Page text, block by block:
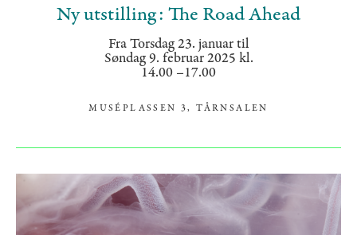
Ny utstilling: The Road Ahead
Fra Torsdag 23. januar til
Søndag 9. februar 2025 kl.
14.00 –17.00
MUSÉPLASSEN 3, TÅRNSALEN